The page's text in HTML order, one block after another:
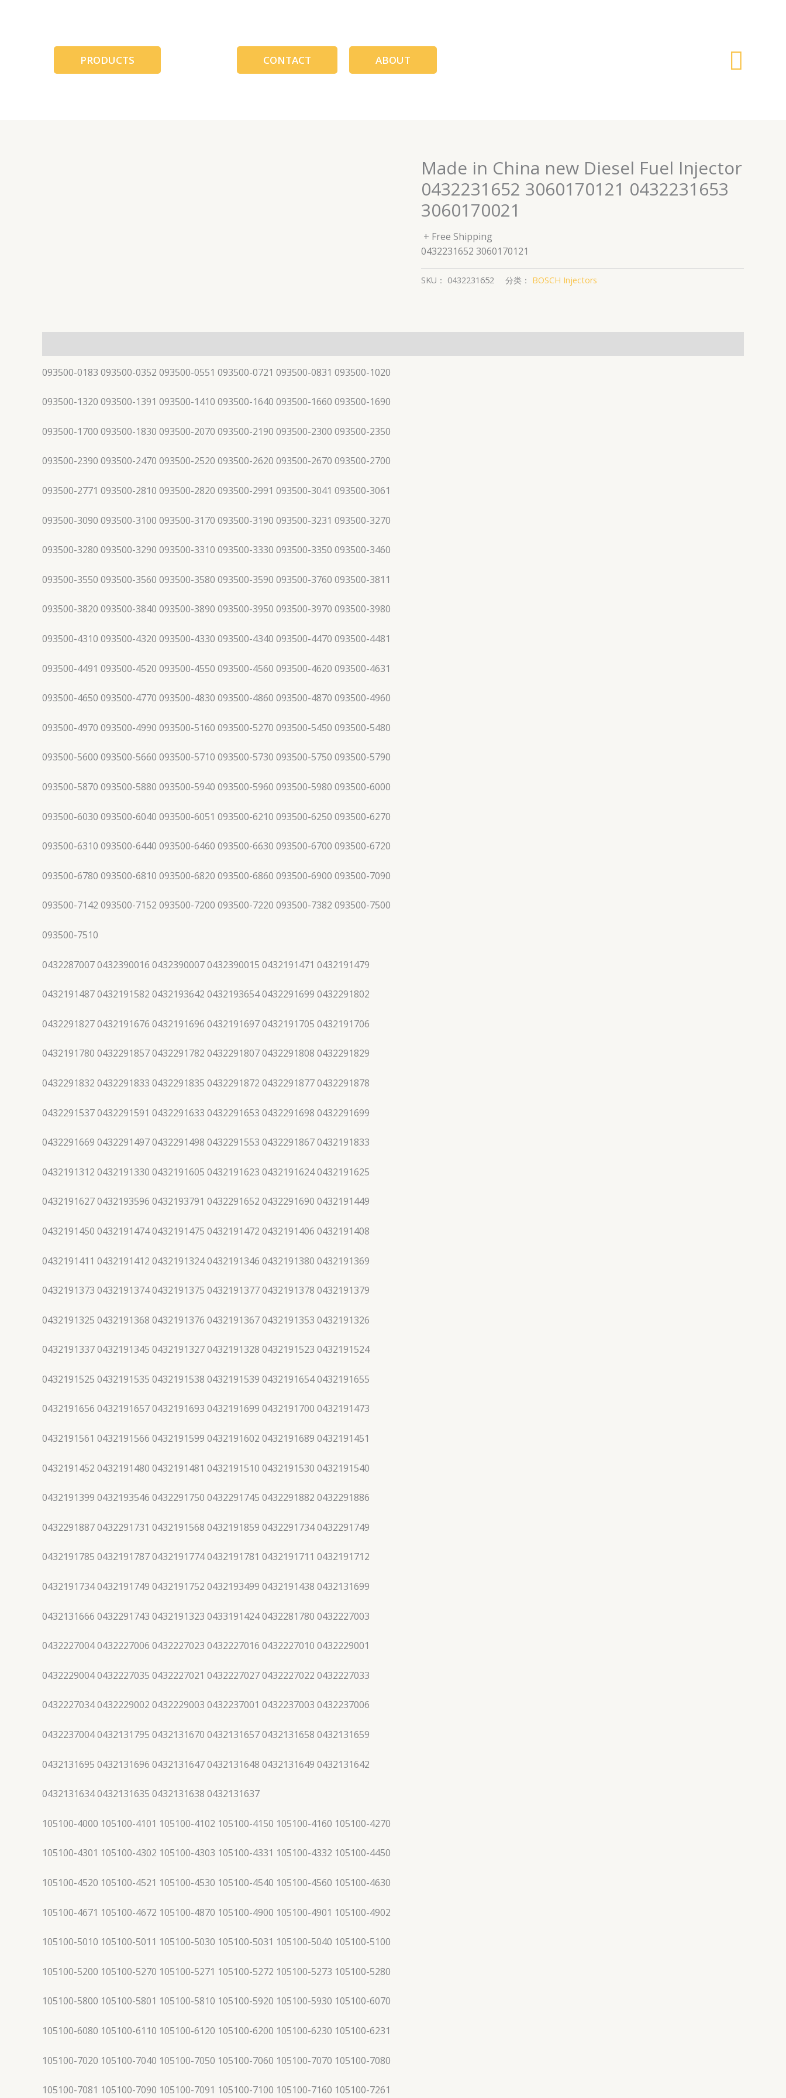
PRODUCTS CONTACT ABOUT
搜
Made in China new Diesel Fuel Injector
0432231652 3060170121 0432231653
3060170021
+ Free Shipping
0432231652 3060170121
SKU： 0432231652 分类： BOSCH Injectors
093500-0183 093500-0352 093500-0551 093500-0721 093500-0831 093500-1020
093500-1320 093500-1391 093500-1410 093500-1640 093500-1660 093500-1690
093500-1700 093500-1830 093500-2070 093500-2190 093500-2300 093500-2350
093500-2390 093500-2470 093500-2520 093500-2620 093500-2670 093500-2700
093500-2771 093500-2810 093500-2820 093500-2991 093500-3041 093500-3061
093500-3090 093500-3100 093500-3170 093500-3190 093500-3231 093500-3270
093500-3280 093500-3290 093500-3310 093500-3330 093500-3350 093500-3460
093500-3550 093500-3560 093500-3580 093500-3590 093500-3760 093500-3811
093500-3820 093500-3840 093500-3890 093500-3950 093500-3970 093500-3980
093500-4310 093500-4320 093500-4330 093500-4340 093500-4470 093500-4481
093500-4491 093500-4520 093500-4550 093500-4560 093500-4620 093500-4631
093500-4650 093500-4770 093500-4830 093500-4860 093500-4870 093500-4960
093500-4970 093500-4990 093500-5160 093500-5270 093500-5450 093500-5480
093500-5600 093500-5660 093500-5710 093500-5730 093500-5750 093500-5790
093500-5870 093500-5880 093500-5940 093500-5960 093500-5980 093500-6000
093500-6030 093500-6040 093500-6051 093500-6210 093500-6250 093500-6270
093500-6310 093500-6440 093500-6460 093500-6630 093500-6700 093500-6720
093500-6780 093500-6810 093500-6820 093500-6860 093500-6900 093500-7090
093500-7142 093500-7152 093500-7200 093500-7220 093500-7382 093500-7500
093500-7510
0432287007 0432390016 0432390007 0432390015 0432191471 0432191479
0432191487 0432191582 0432193642 0432193654 0432291699 0432291802
0432291827 0432191676 0432191696 0432191697 0432191705 0432191706
0432191780 0432291857 0432291782 0432291807 0432291808 0432291829
0432291832 0432291833 0432291835 0432291872 0432291877 0432291878
0432291537 0432291591 0432291633 0432291653 0432291698 0432291699
0432291669 0432291497 0432291498 0432291553 0432291867 0432191833
0432191312 0432191330 0432191605 0432191623 0432191624 0432191625
0432191627 0432193596 0432193791 0432291652 0432291690 0432191449
0432191450 0432191474 0432191475 0432191472 0432191406 0432191408
0432191411 0432191412 0432191324 0432191346 0432191380 0432191369
0432191373 0432191374 0432191375 0432191377 0432191378 0432191379
0432191325 0432191368 0432191376 0432191367 0432191353 0432191326
0432191337 0432191345 0432191327 0432191328 0432191523 0432191524
0432191525 0432191535 0432191538 0432191539 0432191654 0432191655
0432191656 0432191657 0432191693 0432191699 0432191700 0432191473
0432191561 0432191566 0432191599 0432191602 0432191689 0432191451
0432191452 0432191480 0432191481 0432191510 0432191530 0432191540
0432191399 0432193546 0432291750 0432291745 0432291882 0432291886
0432291887 0432291731 0432191568 0432191859 0432291734 0432291749
0432191785 0432191787 0432191774 0432191781 0432191711 0432191712
0432191734 0432191749 0432191752 0432193499 0432191438 0432131699
0432131666 0432291743 0432191323 0433191424 0432281780 0432227003
0432227004 0432227006 0432227023 0432227016 0432227010 0432229001
0432229004 0432227035 0432227021 0432227027 0432227022 0432227033
0432227034 0432229002 0432229003 0432237001 0432237003 0432237006
0432237004 0432131795 0432131670 0432131657 0432131658 0432131659
0432131695 0432131696 0432131647 0432131648 0432131649 0432131642
0432131634 0432131635 0432131638 0432131637
105100-4000 105100-4101 105100-4102 105100-4150 105100-4160 105100-4270
105100-4301 105100-4302 105100-4303 105100-4331 105100-4332 105100-4450
105100-4520 105100-4521 105100-4530 105100-4540 105100-4560 105100-4630
105100-4671 105100-4672 105100-4870 105100-4900 105100-4901 105100-4902
105100-5010 105100-5011 105100-5030 105100-5031 105100-5040 105100-5100
105100-5200 105100-5270 105100-5271 105100-5272 105100-5273 105100-5280
105100-5800 105100-5801 105100-5810 105100-5920 105100-5930 105100-6070
105100-6080 105100-6110 105100-6120 105100-6200 105100-6230 105100-6231
105100-7020 105100-7040 105100-7050 105100-7060 105100-7070 105100-7080
105100-7081 105100-7090 105100-7091 105100-7100 105100-7160 105100-7261